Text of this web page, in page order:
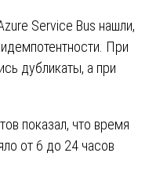
Service Bus нашли,
При
дубликаты, а при
показал, что время
от 6 до 24 часов